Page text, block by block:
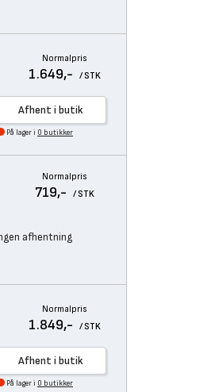
Normalpris
1.649,- / STK
Afhent i butik
På lager i 0 butikker
Normalpris
719,- / STK
afhentning
Normalpris
1.849,- / STK
Afhent i butik
På lager i 0 butikker